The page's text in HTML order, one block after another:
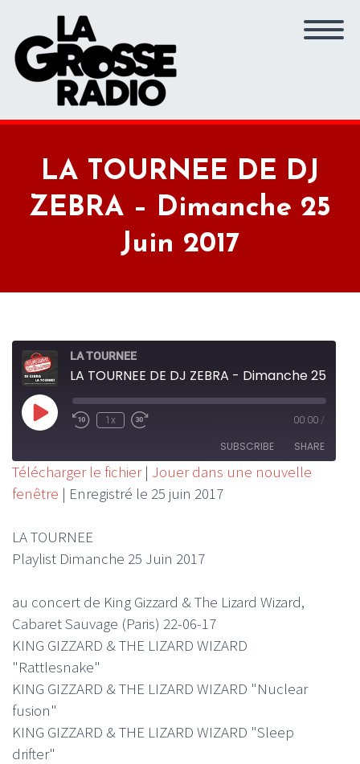
LA TOURNEE DE DJ
ZEBRA – Dimanche 25
Juin 2017
LA TOURNEE
Play
EpisodeRewind
Seconds
1x
Fast
30
seconds
00:00 /
SUBSCRIBE SHARE
RSS FEED
SHARE
EMBED
Télécharger le fichier| Jouer dans une nouvelle
fenêtre | Enregistré le 25 juin 2017
LA TOURNEE
Playlist Dimanche 25 Juin 2017
au concert de King Gizzard & The Lizard Wizard,
Cabaret Sauvage (Paris) 22-06-17
KING GIZZARD & THE LIZARD WIZARD
"Rattlesnake"
KING GIZZARD & THE LIZARD WIZARD "Nuclear
fusion"
KING GIZZARD & THE LIZARD WIZARD "Sleep
drifter"